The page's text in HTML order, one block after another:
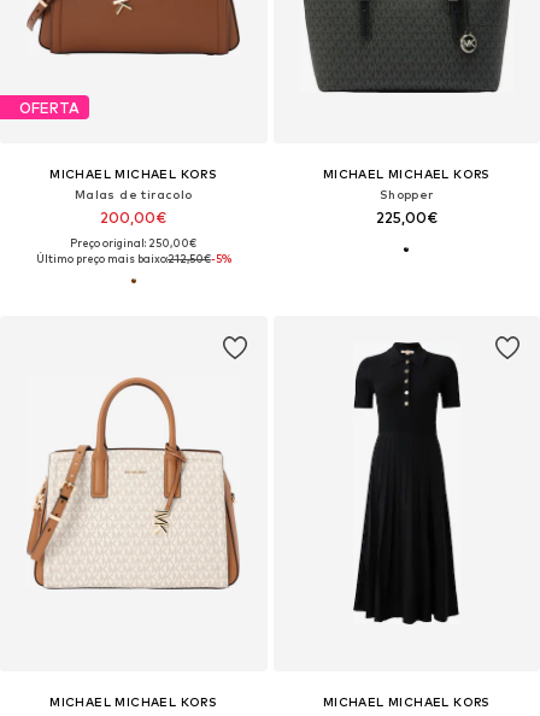
OFERTA
MICHAEL MICHAEL KORS
Malas de tiracolo
200,00€
Preço original: 250,00€
Último preço mais baixo:212,50€-5%
MICHAEL MICHAEL KORS
Shopper
225,00€
MICHAEL MICHAEL KORS
MICHAEL MICHAEL KORS